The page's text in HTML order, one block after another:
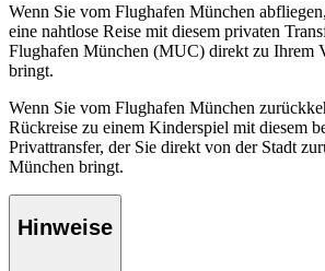
Wenn Sie vom Flughafen München
eine nahtlose Reise mit diesem privaten
Flughafen München (MUC) direkt zu Ihrem
bringt.
Wenn Sie vom Flughafen München
Rückreise zu einem Kinderspiel mit diesem
Privattransfer, der Sie direkt von der Stadt
München bringt.
Hinweise